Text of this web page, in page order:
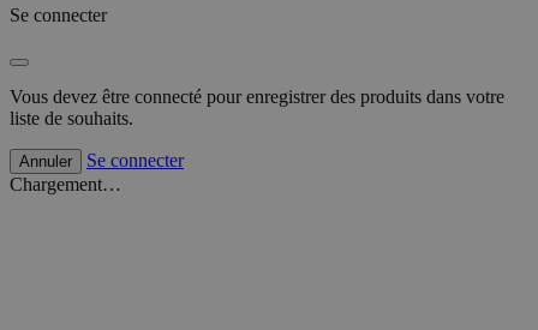
Se connecter
Vous devez être connecté pour enregistrer des produits dans votre
liste de souhaits.
Annuler
Se connecter
Chargement…